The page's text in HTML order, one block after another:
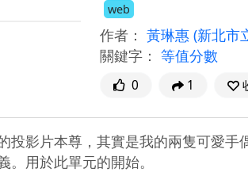
web
作者： 黃琳惠 (新北市
關鍵字： 等值分數
0 1
投影片本尊，其實是我的兩隻可愛
。用於此單元的開始。